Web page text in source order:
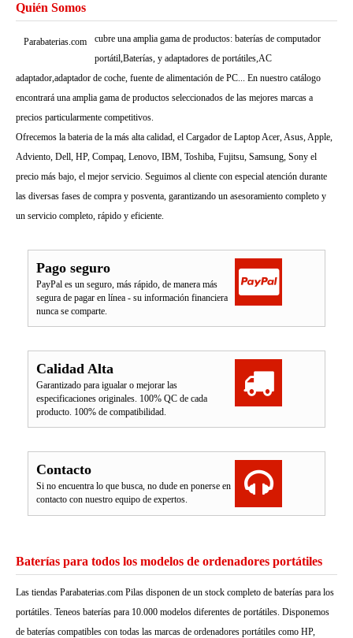
Quién Somos
Parabaterias.com
cubre una amplia gama de productos: baterías de computador
portátil,Baterías, y adaptadores de portátiles,AC
adaptador,adaptador de coche, fuente de alimentación de PC... En nuestro catálogo
encontrará una amplia gama de productos seleccionados de las mejores marcas a
precios particularmente competitivos.
Ofrecemos la bateria de la más alta calidad, el Cargador de Laptop Acer, Asus, Apple,
Adviento, Dell, HP, Compaq, Lenovo, IBM, Toshiba, Fujitsu, Samsung, Sony el
precio más bajo, el mejor servicio. Seguimos al cliente con especial atención durante
las diversas fases de compra y posventa, garantizando un asesoramiento completo y
un servicio completo, rápido y eficiente.
Pago seguro
PayPal es un seguro, más rápido, de manera más
segura de pagar en línea - su información financiera
nunca se comparte.
Calidad Alta
Garantizado para igualar o mejorar las
especificaciones originales. 100% QC de cada
producto. 100% de compatibilidad.
Contacto
Si no encuentra lo que busca, no dude en ponerse en
contacto con nuestro equipo de expertos.
Baterías para todos los modelos de ordenadores portátiles
Las tiendas Parabaterias.com Pilas disponen de un stock completo de baterías para los
portátiles. Teneos baterías para 10.000 modelos diferentes de portátiles. Disponemos
de baterías compatibles con todas las marcas de ordenadores portátiles como HP,